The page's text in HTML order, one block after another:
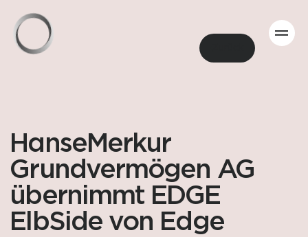
HanseMerkur
Grundvermögen AG
übernimmt EDGE
ElbSide von Edge